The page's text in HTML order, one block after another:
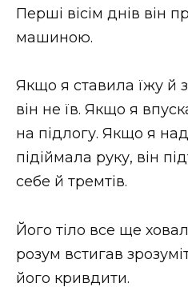
Перші вісім днів він
машиною.
Якщо я ставила їжу й
він не їв. Якщо я
на підлогу. Якщо я
підіймала руку, він
себе й тремтів.
Його тіло все ще
розум встигав
його кривдити.